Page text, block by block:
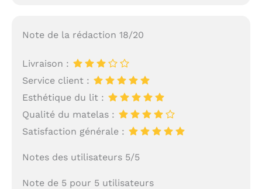
Note de la rédaction 18/20
Livraison :
Service client :
Esthétique du lit :
Qualité du matelas :
Satisfaction générale :
Notes des utilisateurs 5/5
Note de 5 pour 5 utilisateurs